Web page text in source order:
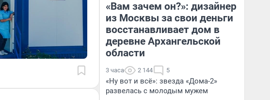
«Вам зачем он?»: дизайнер
из Москвы за свои деньги
восстанавливает дом в
деревне Архангельской
области
3 часа 2 144 5
«Ну вот и всё»: звезда «Дома-2»
развелась с молодым мужем